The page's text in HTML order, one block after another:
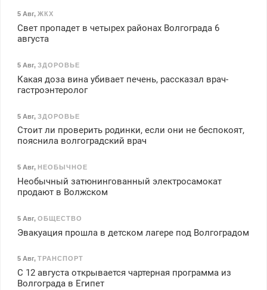
5 Авг, ЖКХ
Свет пропадет в четырех районах Волгограда 6
августа
5 Авг, ЗДОРОВЬЕ
Какая доза вина убивает печень, рассказал врач-
гастроэнтеролог
5 Авг, ЗДОРОВЬЕ
Стоит ли проверить родинки, если они не беспокоят,
пояснила волгоградский врач
5 Авг, НЕОБЫЧНОЕ
Необычный затюнингованный электросамокат
продают в Волжском
5 Авг, ОБЩЕСТВО
Эвакуация прошла в детском лагере под Волгоградом
5 Авг, ТРАНСПОРТ
С 12 августа открывается чартерная программа из
Волгограда в Египет